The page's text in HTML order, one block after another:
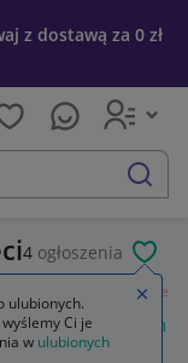
z dostawą za 0 zł
szukaj
4 ogłoszenia
Łóżka pojedyncze
z materacem
ulubionych.
Ci je
w ulubionych